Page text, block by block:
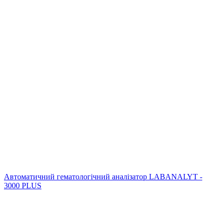
Автоматичний гематологічний аналізатор LABANALYT -
3000 PLUS